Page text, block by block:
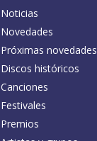
Noticias
Novedades
Próximas novedades
Discos históricos
Canciones
Festivales
Premios